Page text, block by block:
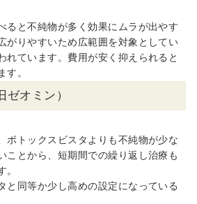
ると不純物が多く効果にムラが出やす
がりやすいため広範囲を対象としてい
れています。費用が安く抑えられると
す。
ゼオミン）
ボトックスビスタよりも不純物が少な
ことから、短期間での繰り返し治療も
。
と同等か少し高めの設定になっている